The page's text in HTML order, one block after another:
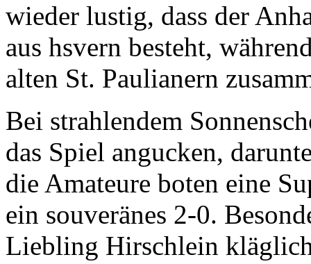
wieder lustig, dass der
aus hsvern besteht,
alten St. Paulianern
Bei strahlendem
das Spiel angucken,
die Amateure boten eine
ein souveränes 2-0.
Liebling Hirschlein